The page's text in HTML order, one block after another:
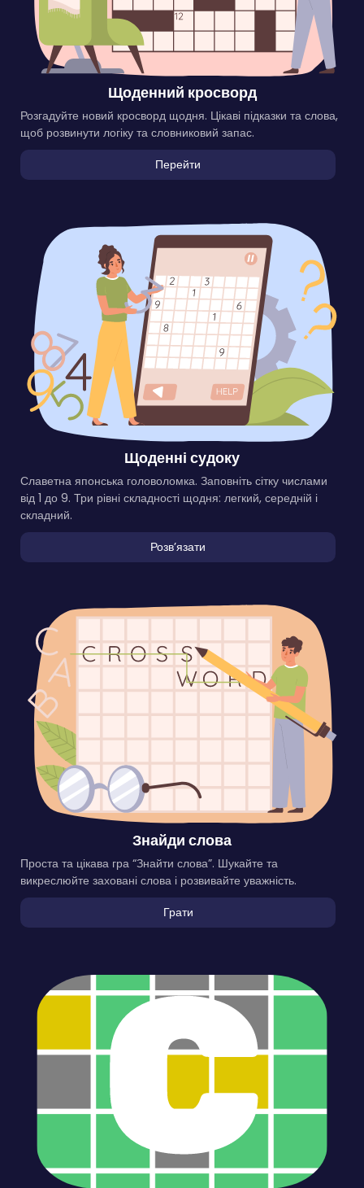
Щоденний кросворд
Розгадуйте новий кросворд щодня. Цікаві підказки та слова,
щоб розвинути логіку та словниковий запас.
Перейти
Щоденні судоку
Славетна японська головоломка. Заповніть сітку числами
від 1 до 9. Три рівні складності щодня: легкий, середній і
складний.
Розвʼязати
Знайди слова
Проста та цікава гра “Знайти слова”. Шукайте та
викреслюйте заховані слова і розвивайте уважність.
Грати